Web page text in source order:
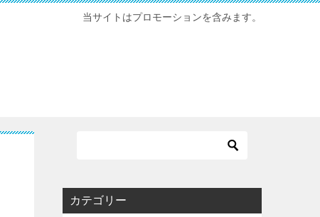
当サイトはプロモーションを含みます。
カテゴリー